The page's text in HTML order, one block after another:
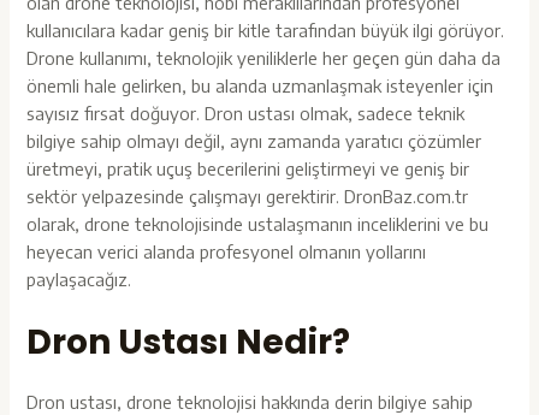
kullanıcılara kadar geniş bir kitle tarafından büyük ilgi görüyor.
Drone kullanımı, teknolojik yeniliklerle her geçen gün daha da
önemli hale gelirken, bu alanda uzmanlaşmak isteyenler için
sayısız fırsat doğuyor. Dron ustası olmak, sadece teknik
bilgiye sahip olmayı değil, aynı zamanda yaratıcı çözümler
üretmeyi, pratik uçuş becerilerini geliştirmeyi ve geniş bir
sektör yelpazesinde çalışmayı gerektirir. DronBaz.com.tr
olarak, drone teknolojisinde ustalaşmanın inceliklerini ve bu
heyecan verici alanda profesyonel olmanın yollarını
paylaşacağız.
Dron Ustası Nedir?
Dron ustası, drone teknolojisi hakkında derin bilgiye sahip